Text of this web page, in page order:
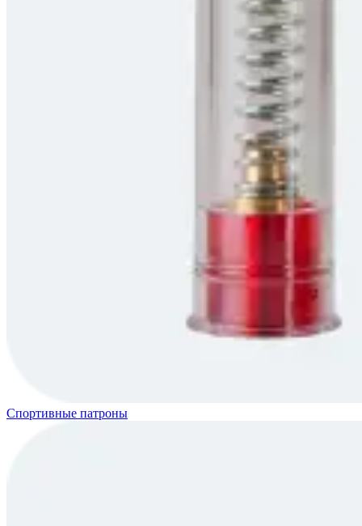
Спортивные патроны